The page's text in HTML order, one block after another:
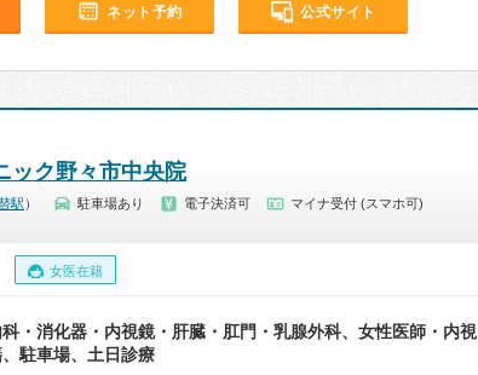
ネット予約 公式サイト
ック野々市中央院
駅 ） 駐車場あり 電子決済可
マイナ受付 (スマホ可)
女医在籍
・消化器・内視鏡・肝臓・肛門・乳腺外科、女性医師・内視
駐車場、土日診療